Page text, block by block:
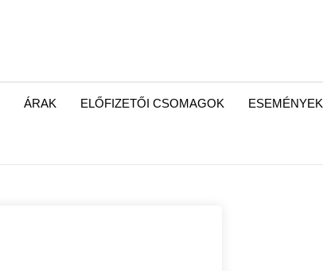
ÁRAK ELŐFIZETŐI CSOMAGOK ESEMÉNYEK